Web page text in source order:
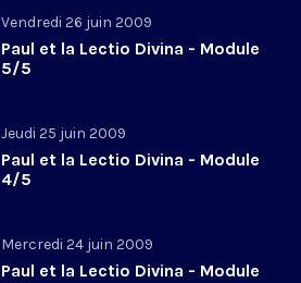
Vendredi 26 juin 2009
Paul et la Lectio Divina - Module
5/5
Jeudi 25 juin 2009
Paul et la Lectio Divina - Module
4/5
Mercredi 24 juin 2009
Paul et la Lectio Divina - Module